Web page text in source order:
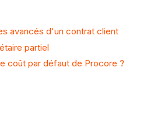
avancés d'un contrat client
partiel
coût par défaut de Procore ?